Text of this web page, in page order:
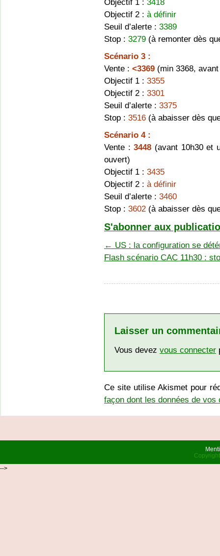
Objectif 1 : 3418
Objectif 2 : à définir
Seuil d’alerte : 3389
Stop : 3279 (à remonter dès
Scénario 3 :
Vente : <3369 (min 3368,
Objectif 1 : 3355
Objectif 2 : 3301
Seuil d’alerte : 3375
Stop : 3516 (à abaisser dès
Scénario 4 :
Vente :3448 (avant 10h30 et
ouvert)
Objectif 1 : 3435
Objectif 2 : à définir
Seuil d’alerte : 3460
Stop : 3602 (à abaisser dès
S'abonner aux
← US : la configuration se
Flash scénario CAC 11h30 :
Laisser un
Vous devez vous connecter
Ce site utilise Akismet pour
façon dont les données de
-->